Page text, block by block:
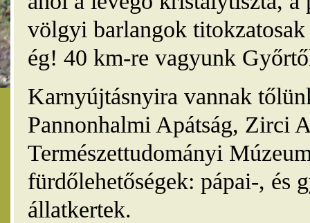
völgyi barlangok
ég! 40 km-re vagyunk
Karnyújtásnyira vannak
Pannonhalmi Apátság, Zirci
Természettudományi
fürdőlehetőségek: pápai-, és
állatkertek.